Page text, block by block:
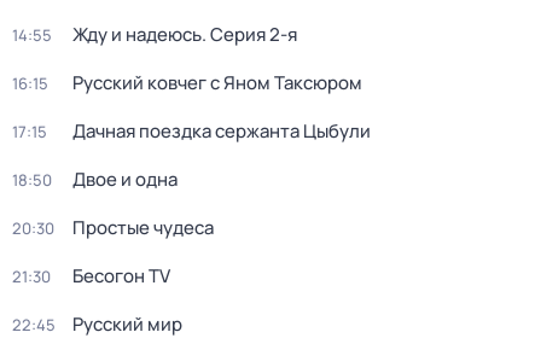
14:55 Жду и нaдeюсь. Серия 2-я
16:15 Русский ковчег с Яном Таксюром
17:15 Дачная поездка сержанта Цыбули
18:50 Двое и одна
20:30 Простые чудеса
21:30 Бесогон TV
22:45 Русский мир